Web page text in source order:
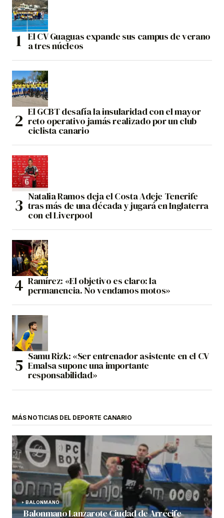
El CV Guaguas expande sus campus de verano
a tres núcleos
El GCBT desafía la insularidad con el mayor
reto operativo jamás realizado por un club
ciclista canario
Natalia Ramos deja el Costa Adeje Tenerife
tras más de una década y jugará en Inglaterra
con el Liverpool
Ramírez: «El objetivo es claro: la
permanencia. No vendamos motos»
Samu Rizk: «Ser entrenador asistente en el CV
Emalsa supone una importante
responsabilidad»
MÁS NOTICIAS DEL DEPORTE CANARIO
BALONMANO
Balonmano Lanzarote Ciudad de Arrecife